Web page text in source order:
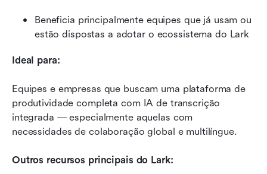
Beneficia principalmente equipes que já usam ou
estão dispostas a adotar o ecossistema do Lark
Ideal para:
Equipes e empresas que buscam uma plataforma de
produtividade completa com IA de transcrição
integrada — especialmente aquelas com
necessidades de colaboração global e multilíngue.
Outros recursos principais do Lark: